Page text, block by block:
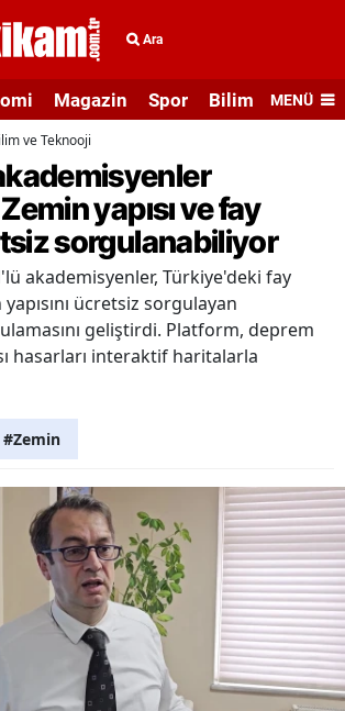
Ara
Magazin Spor Bilim veMENÜ
ve Teknooji
yapısı ve fay
sorgulanabiliyor
akademisyenler, Türkiye'deki fay
ücretsiz sorgulayan
geliştirdi. Platform, deprem
hasarları interaktif haritalarla
#Zemin